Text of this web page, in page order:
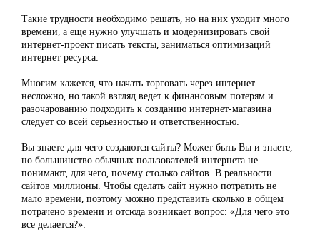
Такие трудности необходимо решать, но на них уходит много
времени, а еще нужно улучшать и модернизировать свой
интернет-проект писать тексты, заниматься оптимизаций
интернет ресурса.
Многим кажется, что начать торговать через интернет
несложно, но такой взгляд ведет к финансовым потерям и
разочарованию подходить к созданию интернет-магазина
следует со всей серьезностью и ответственностью.
Вы знаете для чего создаются сайты? Может быть Вы и знаете,
но большинство обычных пользователей интернета не
понимают, для чего, почему столько сайтов. В реальности
сайтов миллионы. Чтобы сделать сайт нужно потратить не
мало времени, поэтому можно представить сколько в общем
потрачено времени и отсюда возникает вопрос: «Для чего это
все делается?».